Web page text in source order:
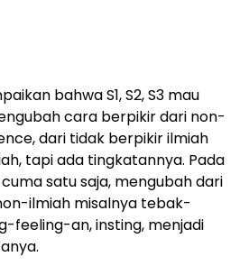
bahwa S1, S2, S3 mau
cara berpikir dari non-
dari tidak berpikir ilmiah
tapi ada tingkatannya. Pada
satu saja, mengubah dari
ilmiah misalnya tebak-
feeling-an, insting, menjadi